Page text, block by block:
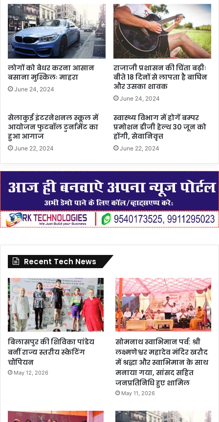
लोगों को बेधर करना आसान
बसाना मुश्किलः माहरा
June 24, 2024
राजाजी प्रशासन की चिंता बढ़ीः
बीते 18 दिनों से लापता है बाघिन
और उसका शावक
June 24, 2024
सेलाकुई इंटरनेशनल स्कूल में
आयोजन फुटबॉल टुर्नामेंट का
हुआ आगाज
June 22, 2024
स्वास्थ्य विभाग में होगें बम्पर
प्रमोशन डीजी हेल्थ 30 जून को
होंगी, सेवानिवृत्त
June 22, 2024
Recent Tech News
बिलासपुर की शिविका पांडेय
बनीं राज्य स्तरीय स्केटिंग
चौंपियन
May 12, 2026
सोमनाथ स्वाभिमान पर्व: श्री
लक्ष्मणेश्वर महादेव मंदिर खरौद
में श्रद्धा और स्वाभिमान के साथ
मनाया गया, सांसद सहित
जनप्रतिनिधि हुए शामिल
May 11, 2026